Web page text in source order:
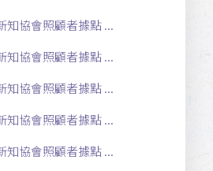
知協會照顧者據點 ...
知協會照顧者據點 ...
知協會照顧者據點 ...
知協會照顧者據點 ...
知協會照顧者據點 ...